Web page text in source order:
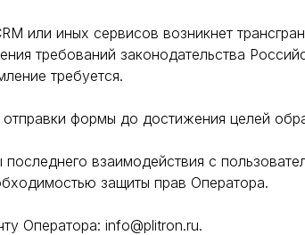
или иных сервисов возникнет
требований законодательства
требуется.
формы до достижения целей
взаимодействия с
защиты прав Оператора.
Оператора: info@plitron.ru.